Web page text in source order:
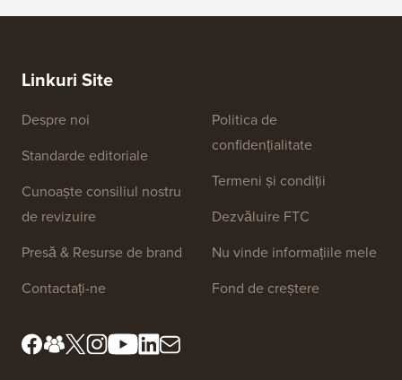
Linkuri Site
Despre noi
Standarde editoriale
Cunoaște consiliul nostru
de revizuire
Politica de
confidențialitate